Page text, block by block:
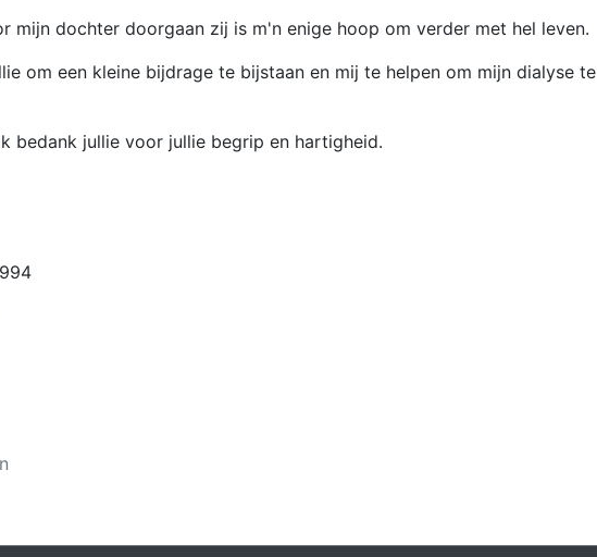
mijn dochter doorgaan zij is m'n enige hoop om verder met hel leven.
om een kleine bijdrage te bijstaan en mij te helpen om mijn dialyse te
bedank jullie voor jullie begrip en hartigheid.